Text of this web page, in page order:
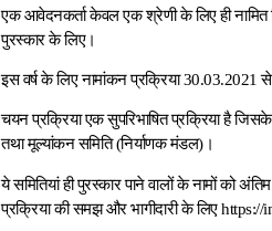
एक आवेदनकर्ता केवल एक श्रेणी के लिए ही नामित
पुरस्‍कार के लिए।
इस वर्ष के लिए नामांकन प्रक्रिया 30.03.2021
चयन प्रक्रिया एक सुपरिभाषित प्रक्रिया है जिसके
तथा मूल्‍यांकन समिति (निर्याणक मंडल)।
ये समितियां ही पुरस्‍कार पाने वालों के नामों
प्रक्रिया की समझ और भागीदारी के लिएhttps://